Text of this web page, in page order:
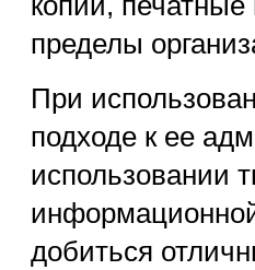
пределы
При
подходе к ее
использовании
добиться